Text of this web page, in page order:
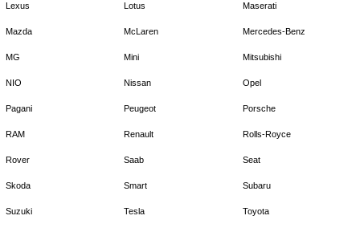
Lexus Lotus Maserati
Mazda McLaren Mercedes-Benz
MG Mini Mitsubishi
NIO Nissan Opel
Pagani Peugeot Porsche
RAM Renault Rolls-Royce
Rover Saab Seat
Skoda Smart Subaru
Suzuki Tesla Toyota